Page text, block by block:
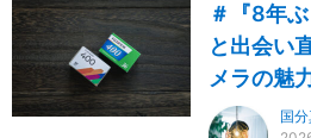
＃『8年
と出会い
メラの魅
国